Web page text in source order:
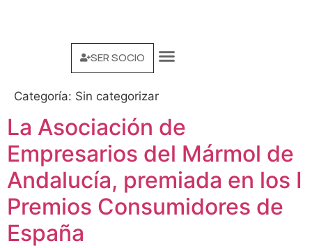
SER SOCIO
Categoría: Sin categorizar
La Asociación de
Empresarios del Mármol de
Andalucía, premiada en los I
Premios Consumidores de
España